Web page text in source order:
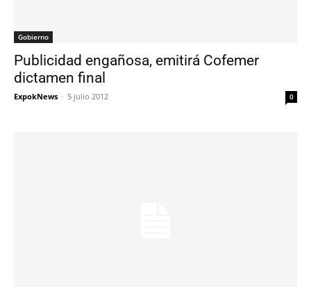
Gobierno
Publicidad engañosa, emitirá Cofemer
dictamen final
ExpokNews - 5 julio 2012 0